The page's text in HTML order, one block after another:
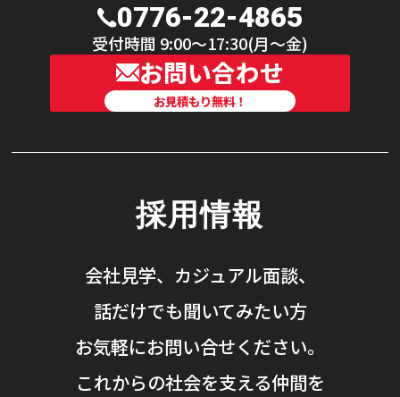
0776-22-4865
受付時間 9:00〜17:30(月〜金)
お問い合わせ
お見積もり無料！
採用情報
会社見学、カジュアル面談、
話だけでも聞いてみたい方
お気軽にお問い合せください。
これからの社会を支える仲間を